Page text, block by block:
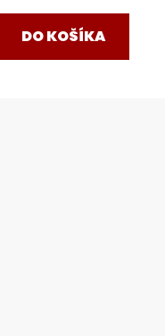
DO KOŠÍKA